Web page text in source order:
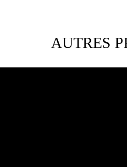
AUTRES